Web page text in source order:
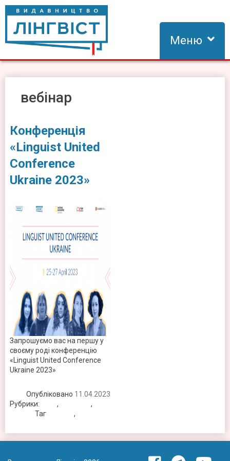
Skip
content
Видавництво Лінгвіст
Видавництво Лінгвіст – адаптація та створення видань для
Меню
вебінар
Конференція
«Linguist United
Conference
Ukraine 2023»
Запрошуємо вас на першу у
своєму роді конференцію
«Linguist United Conference
Ukraine 2023»
Опубліковано 11.04.2023
Рубрики:
,
,
Таг ,